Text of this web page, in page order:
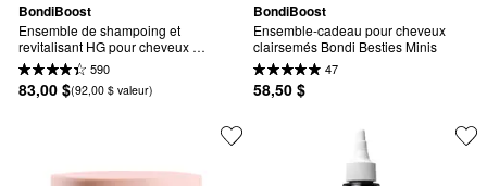
BondiBoost
Ensemble de shampoing et
revitalisant HG pour cheveux
clairsemés avec romarin
590
83,00 $(92,00 $ valeur)
BondiBoost
Ensemble-cadeau pour cheveux
clairsemés Bondi Besties Minis
47
58,50 $